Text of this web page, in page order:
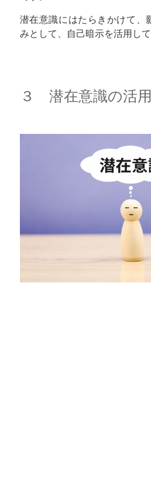
潜在意識にはたらきかけて、
みとして、自己暗示を活用して
３ 潜在意識の活用